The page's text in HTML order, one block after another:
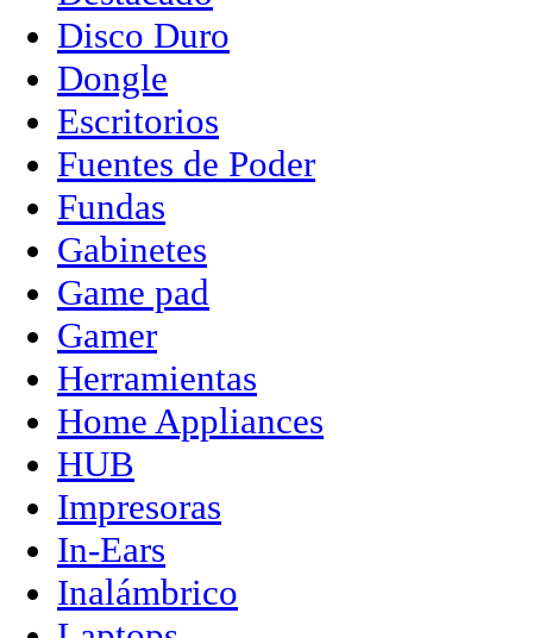
Disco Duro
Dongle
Escritorios
Fuentes de Poder
Fundas
Gabinetes
Game pad
Gamer
Herramientas
Home Appliances
HUB
Impresoras
In-Ears
Inalámbrico